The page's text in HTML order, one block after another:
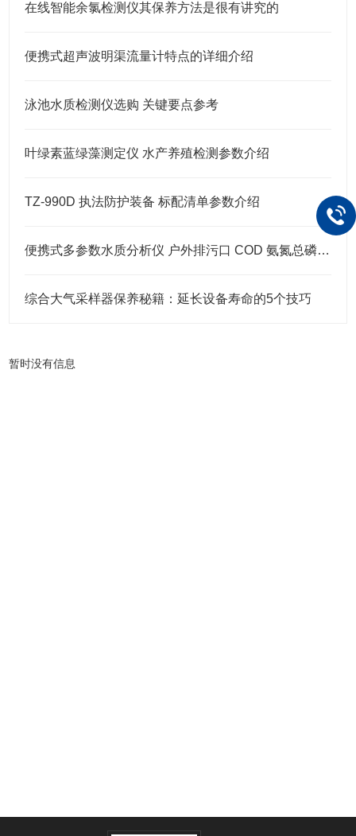
在线智能余氯检测仪其保养方法是很有讲究的
便携式超声波明渠流量计特点的详细介绍
泳池水质检测仪选购 关键要点参考
叶绿素蓝绿藻测定仪 水产养殖检测参数介绍
TZ-990D 执法防护装备 标配清单参数介绍
便携式多参数水质分析仪 户外排污口 COD 氨氮总磷总氮现场快检设备
综合大气采样器保养秘籍：延长设备寿命的5个技巧
暂时没有信息